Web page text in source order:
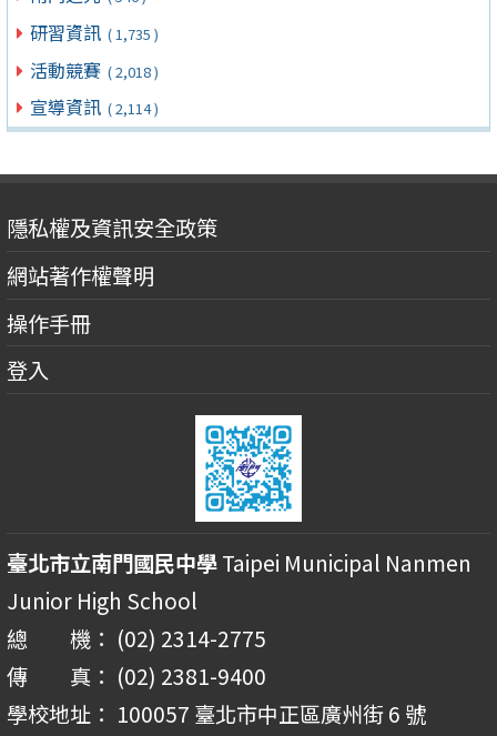
研習資訊 ( 1,735 )
活動競賽 ( 2,018 )
宣導資訊 ( 2,114 )
隱私權及資訊安全政策
網站著作權聲明
操作手冊
登入
臺北市立南門國民中學Taipei Municipal Nanmen
Junior High School
總 機： (02) 2314-2775
傳 真： (02) 2381-9400
學校地址： 100057 臺北市中正區廣州街 6 號